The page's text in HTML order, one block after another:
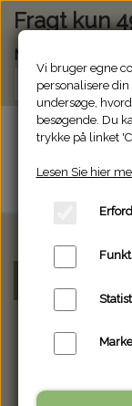
Fragt kun
Modtag vores
Vi bruger egne
personalisere
undersøge,
besøgende. Du
trykke på linket
Lesen Sie hier